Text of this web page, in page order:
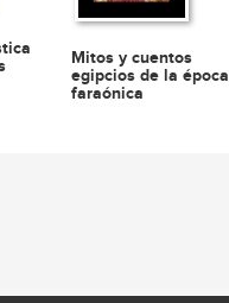
Mitos y cuentos
egipcios de la época
faraónica